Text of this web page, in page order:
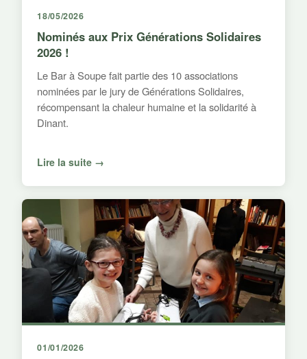
18/05/2026
Nominés aux Prix Générations Solidaires
2026 !
Le Bar à Soupe fait partie des 10 associations
nominées par le jury de Générations Solidaires,
récompensant la chaleur humaine et la solidarité à
Dinant.
Lire la suite →
01/01/2026